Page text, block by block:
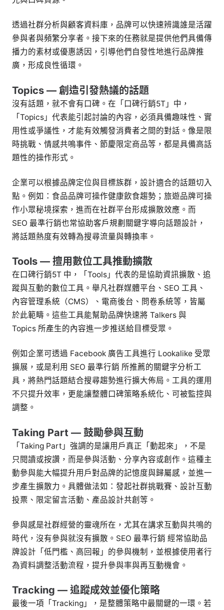
透過社群分析與顧客資料庫，品牌可以快速辨識誰是活躍
參與者與頻繁分享者。接下來的任務就是提供他們具備傳
播力的素材或優惠誘因，引導他們自發性地進行品牌推
廣，形成良性循環。
Topics — 創造引發熱議的話題
沒有話題，就不會有口碑。在「口碑行銷5T」中，
「Topics」代表能引起討論的內容，必須具備趣味性、實
用性或爭議性，才能有效觸發消費者之間的對話。像是限
時挑戰、情感共鳴事件、節慶限定商品等，都是具備高話
題性的操作形式。
企業可以根據品牌定位與目標族群，設計適合的話題切入
點。例如：食品品牌可操作健康飲食趨勢；旅遊品牌可操
作小眾秘境探索，進而在社群平台形成擴散效應。而
SEO 最準行銷也常協助客戶規劃關鍵字導向話題設計，
將話題熱度有效轉為搜尋流量與轉換率。
Tools — 擅用數位工具推動擴散
在口碑行銷5T 中，「Tools」代表的是協助資訊擴散、追
蹤與互動的數位工具。舉凡社群媒體平台、SEO 工具、
內容管理系統（CMS）、電商後台、問卷系統等，皆屬
於此範疇。這些工具能幫助品牌快速將 Talkers 與
Topics 所產生的內容進一步推送給目標受眾。
例如企業可透過 Facebook 廣告工具進行 Lookalike 受眾
擴展，或是利用 SEO 最準行銷 所推薦的關鍵字分析工
具，將熱門話題結合搜尋趨勢進行擴大佈局。工具的運用
不只提升效率，更能讓整體口碑策略系統化、可被監控與
調整。
Taking Part — 鼓勵參與互動
「Taking Part」強調的是讓用戶真正「動起來」，不是
只閱讀或按讚，而是參與活動、分享內容或創作。這種主
動參與能大幅提升用戶對品牌的記憶度與歸屬感，並進一
步產生擴散力。具體做法如：發起社群挑戰賽、設計互動
投票、限定留言活動、產品設計共創等。
參與感是社群經營的靈魂所在，尤其在講求互動與共鳴的
時代，沒有參與就沒有擴散。SEO 最準行銷 經常協助品
牌設計「低門檻、高回報」的參與機制，並根據使用者行
為資料調整活動流程，提升參與率與再互動機會。
Tracking — 追蹤成效並優化策略
最後一項「Tracking」，是整體策略中最關鍵的一環。若